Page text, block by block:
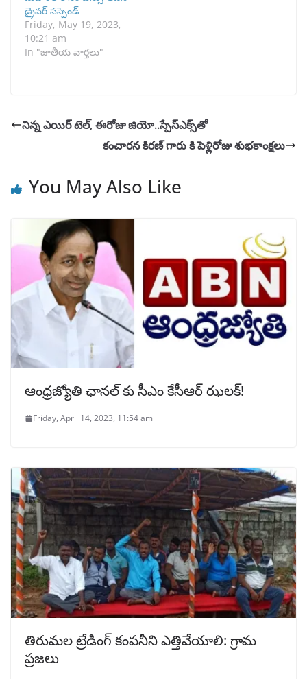
డ్రైవర్‌ సస్పెండ్
Friday, May 19, 2023,
10:21 am
In "జాతీయ వార్తలు"
నిన్న ఎయిర్ టెల్, ఈరోజు జియో..స్పేస్‌ఎక్స్‌తో
కంచారన కిరణ్ గారు కి పెళ్లిరోజు శుభకాంక్షలు
You May Also Like
ఆంధ్రజ్యోతి ఛానల్ కు సీఎం కేసీఆర్ ఝలక్!
Friday, April 14, 2023, 11:54 am
తిరుమల ట్రేడింగ్ కంపనీని ఎత్తివేయాలి: గ్రామ
ప్రజలు